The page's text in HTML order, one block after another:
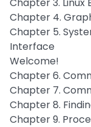
Chapter 4.
Chapter 5.
Interface
Welcome!
Chapter 6.
Chapter 7.
Chapter 8.
Chapter 9.